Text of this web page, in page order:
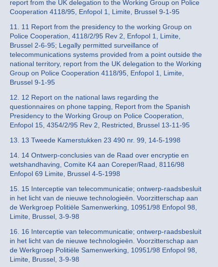
report from the UK delegation to the Working Group on Police
Cooperation 4118/95, Enfopol 1, Limite, Brussel 9-1-95
11. 11 Report from the presidency to the working Group on
Police Cooperation, 4118/2/95 Rev 2, Enfopol 1, Limite,
Brussel 2-6-95; Legally permitted surveillance of
telecommunications systems provided from a point outside the
national territory, report from the UK delegation to the Working
Group on Police Cooperation 4118/95, Enfopol 1, Limite,
Brussel 9-1-95
12. 12 Report on the national laws regarding the
questionnaires on phone tapping, Report from the Spanish
Presidency to the Working Group on Police Cooperation,
Enfopol 15, 4354/2/95 Rev 2, Restricted, Brussel 13-11-95
13. 13 Tweede Kamerstukken 23 490 nr. 99, 14-5-1998
14. 14 Ontwerp-conclusies van de Raad over encryptie en
wetshandhaving, Comite K4 aan Coreper/Raad, 8116/98
Enfopol 69 Limite, Brussel 4-5-1998
15. 15 Interceptie van telecommunicatie; ontwerp-raadsbesluit
in het licht van de nieuwe technologieën. Voorzitterschap aan
de Werkgroep Politiële Samenwerking, 10951/98 Enfopol 98,
Limite, Brussel, 3-9-98
16. 16 Interceptie van telecommunicatie; ontwerp-raadsbesluit
in het licht van de nieuwe technologieën. Voorzitterschap aan
de Werkgroep Politiële Samenwerking, 10951/98 Enfopol 98,
Limite, Brussel, 3-9-98